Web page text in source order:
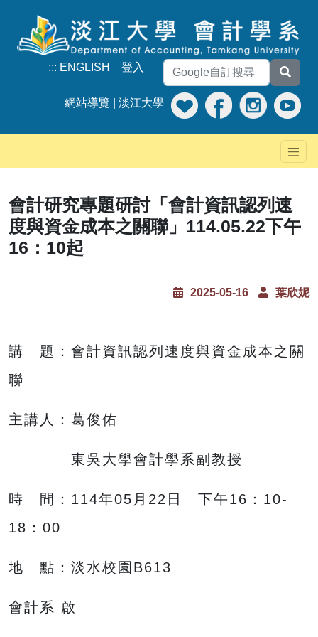
::: ENGLISH 登入
網站導覽 淡江大學
會計研究專題研討「會計資訊認列速
度與資金成本之關聯」114.05.22下午
16：10起
2025-05-16 葉欣妮
講 題：會計資訊認列速度與資金成本之關
聯
主講人：葛俊佑
東吳大學會計學系副教授
時 間：114年05月22日 下午16：10-
18：00
地 點：淡水校園B613
會計系 啟